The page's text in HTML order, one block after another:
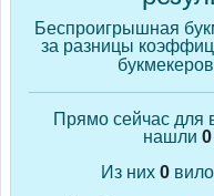
Беспроигрышная
за разницы
Прямо сейчас для
нашли 0
Из них 0